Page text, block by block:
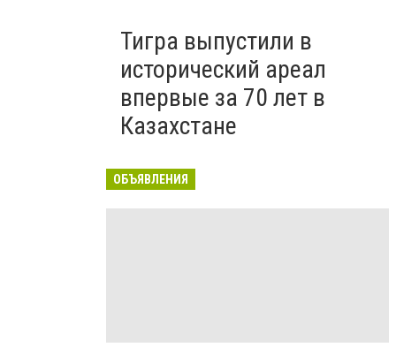
Тигра выпустили в
исторический ареал
впервые за 70 лет в
Казахстане
ОБЪЯВЛЕНИЯ